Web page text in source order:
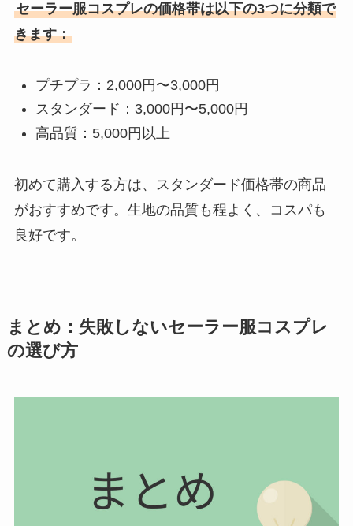
セーラー服コスプレの価格帯は以下の3つに分類で
きます：
プチプラ：2,000円〜3,000円
スタンダード：3,000円〜5,000円
高品質：5,000円以上
初めて購入する方は、スタンダード価格帯の商品
がおすすめです。生地の品質も程よく、コスパも
良好です。
まとめ：失敗しないセーラー服コスプレ
の選び方